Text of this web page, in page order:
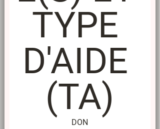
TYPE
D'AIDE
(TA)
DON